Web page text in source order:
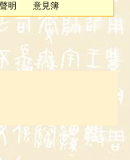
明 意見簿